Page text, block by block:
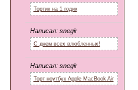
Тортик на 1 годик
Написал: snegir
С днем всех влюбленных!
Написал: snegir
Торт ноутбук Apple MacBook Air